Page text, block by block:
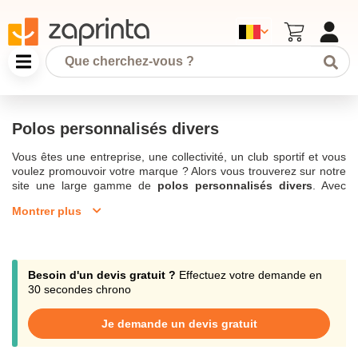
Polos personnalisés divers
Vous êtes une entreprise, une collectivité, un club sportif et vous
voulez promouvoir votre marque ? Alors vous trouverez sur notre
site une large gamme de polos personnalisés divers . Avec
tous. Vos salariés, vos clients, vos partenaires auront plaisir à
ferez toute la différence avec nos polos personnalisés divers.
Vous trouverez ungrand choix de couleurset de matières pour
Polo personnalisé. Il y en a pour tous les goûts et il y en a pour
installée en Belgique reste à votre écoute par téléphone, chat ou
mail pour toutes informations ou devis. Et à partir de seulement
10 articles commandés, offrez-vous l’opportunité d’augmenter
Montrer plus
Besoin d'un devis gratuit ? Effectuez votre demande en
30 secondes chrono
Je demande un devis gratuit